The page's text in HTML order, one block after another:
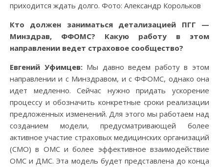
приходится ждать долго. Фото: Александр Корольков
Кто должен заниматься детализацией ПГГ —
Минздрав, ФФОМС? Какую работу в этом
направлении ведет страховое сообщество?
Евгений Уфимцев: Мы давно ведем работу в этом
направлении и с Минздравом, и с ФФОМС, однако она
идет медленно. Сейчас нужно придать ускорение
процессу и обозначить конкретные сроки реализации
предложенных изменений. Для этого мы работаем над
созданием модели, предусматривающей более
активное участие страховых медицинских организаций
(СМО) в ОМС и более эффективное взаимодействие
ОМС и ДМС. Эта модель будет представлена до конца